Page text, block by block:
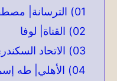
01) الترسانة| مصطفي رياض
02) القناة| لوفا
03) الاتحاد السكندري| أحمد صالح
04) الأهلي| طه إسماعيل